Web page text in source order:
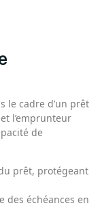
le cadre d’un prêt
l’emprunteur
de
prêt, protégeant
échéances en